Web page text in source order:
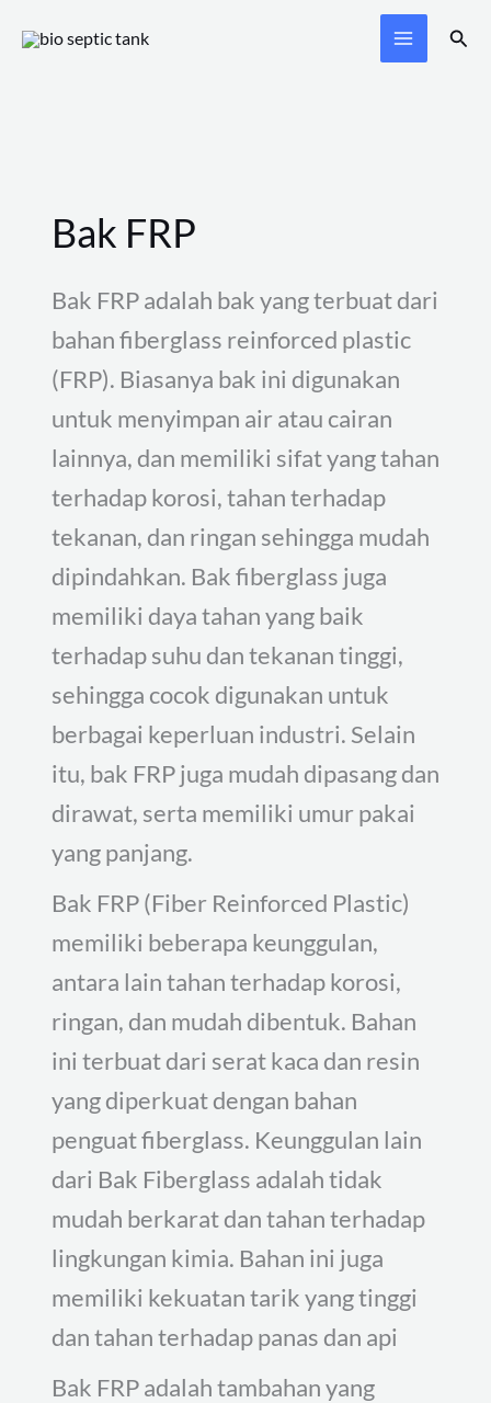
Bak FRP
Bak FRP adalah bak yang terbuat dari
bahan fiberglass reinforced plastic
(FRP). Biasanya bak ini digunakan
untuk menyimpan air atau cairan
lainnya, dan memiliki sifat yang tahan
terhadap korosi, tahan terhadap
tekanan, dan ringan sehingga mudah
dipindahkan. Bak fiberglass juga
memiliki daya tahan yang baik
terhadap suhu dan tekanan tinggi,
sehingga cocok digunakan untuk
berbagai keperluan industri. Selain
itu, bak FRP juga mudah dipasang dan
dirawat, serta memiliki umur pakai
yang panjang.
Bak FRP (Fiber Reinforced Plastic)
memiliki beberapa keunggulan,
antara lain tahan terhadap korosi,
ringan, dan mudah dibentuk. Bahan
ini terbuat dari serat kaca dan resin
yang diperkuat dengan bahan
penguat fiberglass. Keunggulan lain
dari Bak Fiberglass adalah tidak
mudah berkarat dan tahan terhadap
lingkungan kimia. Bahan ini juga
memiliki kekuatan tarik yang tinggi
dan tahan terhadap panas dan api
Bak FRP adalah tambahan yang